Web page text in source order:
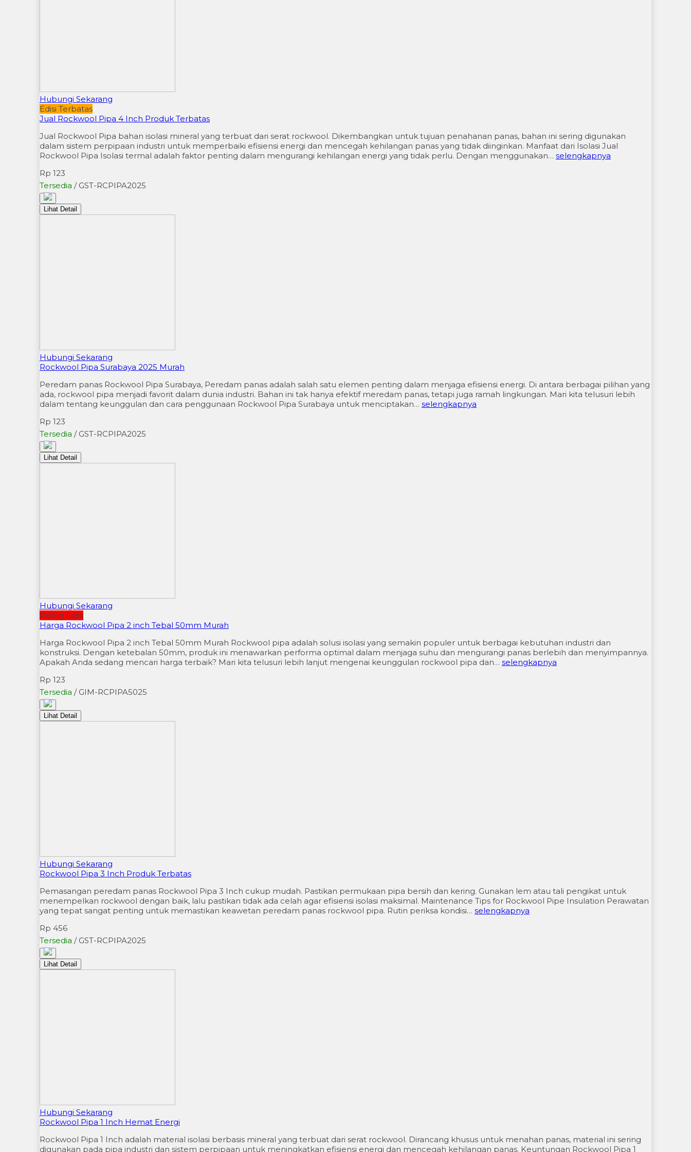
Hubungi Sekarang
Edisi Terbatas
Jual Rockwool Pipa 4 Inch Produk Terbatas
Jual Rockwool Pipa bahan isolasi mineral yang terbuat dari serat rockwool. Dikembangkan untuk tujuan penahanan panas, bahan ini sering digunakan
dalam sistem perpipaan industri untuk memperbaiki efisiensi energi dan mencegah kehilangan panas yang tidak diinginkan. Manfaat dari Isolasi Jual
Rockwool Pipa Isolasi termal adalah faktor penting dalam mengurangi kehilangan energi yang tidak perlu. Dengan menggunakan… selengkapnya
Rp 123
Tersedia / GST-RCPIPA2025
Lihat Detail
Hubungi Sekarang
Rockwool Pipa Surabaya 2025 Murah
Peredam panas Rockwool Pipa Surabaya, Peredam panas adalah salah satu elemen penting dalam menjaga efisiensi energi. Di antara berbagai pilihan yang
ada, rockwool pipa menjadi favorit dalam dunia industri. Bahan ini tak hanya efektif meredam panas, tetapi juga ramah lingkungan. Mari kita telusuri lebih
dalam tentang keunggulan dan cara penggunaan Rockwool Pipa Surabaya untuk menciptakan… selengkapnya
Rp 123
Tersedia / GST-RCPIPA2025
Lihat Detail
Hubungi Sekarang
Paling Laris
Harga Rockwool Pipa 2 inch Tebal 50mm Murah
Harga Rockwool Pipa 2 inch Tebal 50mm Murah Rockwool pipa adalah solusi isolasi yang semakin populer untuk berbagai kebutuhan industri dan
konstruksi. Dengan ketebalan 50mm, produk ini menawarkan performa optimal dalam menjaga suhu dan mengurangi panas berlebih dan menyimpannya.
Apakah Anda sedang mencari harga terbaik? Mari kita telusuri lebih lanjut mengenai keunggulan rockwool pipa dan… selengkapnya
Rp 123
Tersedia / GIM-RCPIPA5025
Lihat Detail
Hubungi Sekarang
Rockwool Pipa 3 Inch Produk Terbatas
Pemasangan peredam panas Rockwool Pipa 3 Inch cukup mudah. Pastikan permukaan pipa bersih dan kering. Gunakan lem atau tali pengikat untuk
menempelkan rockwool dengan baik, lalu pastikan tidak ada celah agar efisiensi isolasi maksimal. Maintenance Tips for Rockwool Pipe Insulation Perawatan
yang tepat sangat penting untuk memastikan keawetan peredam panas rockwool pipa. Rutin periksa kondisi… selengkapnya
Rp 456
Tersedia / GST-RCPIPA2025
Lihat Detail
Hubungi Sekarang
Rockwool Pipa 1 Inch Hemat Energi
Rockwool Pipa 1 Inch adalah material isolasi berbasis mineral yang terbuat dari serat rockwool. Dirancang khusus untuk menahan panas, material ini sering
digunakan pada pipa industri dan sistem perpipaan untuk meningkatkan efisiensi energi dan mencegah kehilangan panas. Keuntungan Rockwool Pipa 1